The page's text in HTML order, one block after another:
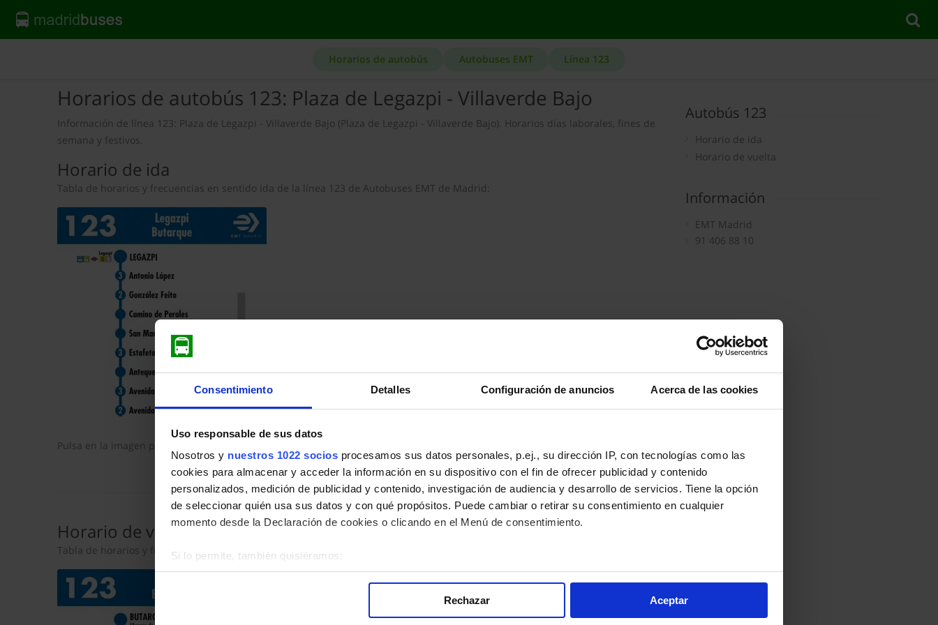
Consentimiento Detalles Configuración de anuncios Acerca de las cookies
Uso responsable de sus datos
Nosotros y nuestros 1022 socios procesamos sus datos personales, p.ej., su dirección IP, con tecnologías como las
cookies para almacenar y acceder la información en su dispositivo con el fin de ofrecer publicidad y contenido
personalizados, medición de publicidad y contenido, investigación de audiencia y desarrollo de servicios. Tiene la opción
de seleccionar quién usa sus datos y con qué propósitos. Puede cambiar o retirar su consentimiento en cualquier
momento desde la Declaración de cookies o clicando en el Menú de consentimiento.
Si lo permite, también quisiéramos:
Recopilar información sobre su ubicación geográfica que puede tener una precisión de varios metros
Identificar su dispositivo analizándolo activamente para buscar características específicas (huellas digitales)
Obtenga más información sobre cómo se procesan sus datos personales y establezca sus preferencias en la
. Puede cambiar o retirar su consentimiento en cualquier momento en la Declaración de cookies.
Rechazar Aceptar
Horarios de autobús Autobuses EMT Línea 123
Horarios de autobús 123: Plaza de Legazpi - Villaverde Bajo
Información de línea 123: Plaza de Legazpi - Villaverde Bajo (Plaza de Legazpi - Villaverde Bajo). Horarios días laborales, fines de
semana y festivos.
Horario de ida
Tabla de horarios y frecuencias en sentido ida de la línea 123 de Autobuses EMT de Madrid:
Pulsa en la imagen para mostrar el
Horario de vuelta
Tabla de horarios y frecuencias en sentido vuelta de la línea 123 de Autobuses EMT de Madrid:
Autobús 123
Horario de ida
Horario de vuelta
Información
EMT Madrid
91 406 88 10